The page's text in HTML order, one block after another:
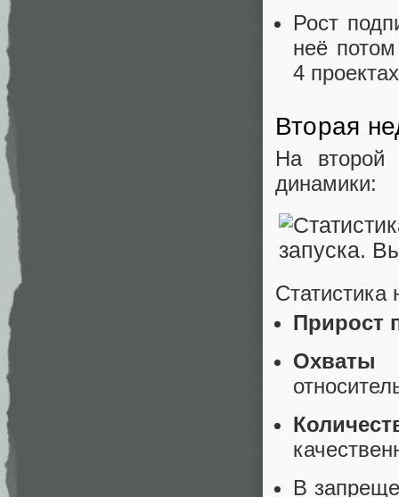
Рост
неё
4
Вторая
На второй
динамики:
Прирост
Охваты
В